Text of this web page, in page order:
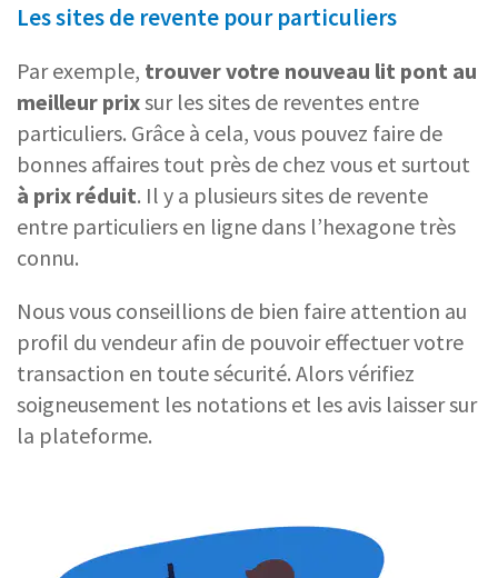
Les sites de revente pour particuliers
Par exemple, trouver votre nouveau lit pont au
meilleur prixsur les sites de reventes entre
particuliers. Grâce à cela, vous pouvez faire de
bonnes affaires tout près de chez vous et surtout
à prix réduit. Il y a plusieurs sites de revente
entre particuliers en ligne dans l’hexagone très
connu.
Nous vous conseillions de bien faire attention au
profil du vendeur afin de pouvoir effectuer votre
transaction en toute sécurité. Alors vérifiez
soigneusement les notations et les avis laisser sur
la plateforme.